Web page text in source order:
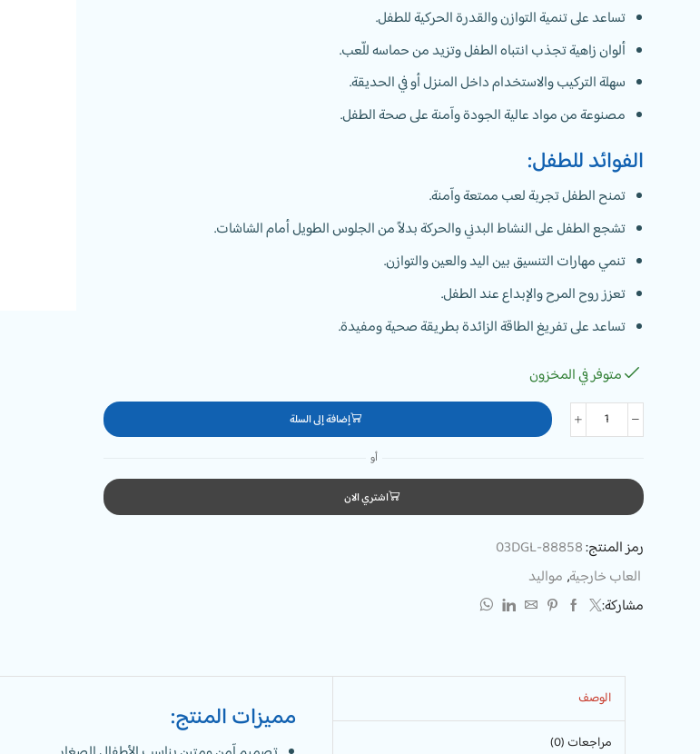
تساعد على تنمية التوازن والقدرة الحركية للطفل.
ألوان زاهية تجذب انتباه الطفل وتزيد من حماسه للّعب.
سهلة التركيب والاستخدام داخل المنزل أو في الحديقة.
مصنوعة من مواد عالية الجودة وآمنة على صحة الطفل.
الفوائد للطفل:
تمنح الطفل تجربة لعب ممتعة وآمنة.
تشجع الطفل على النشاط البدني والحركة بدلاً من الجلوس الطويل أمام الشاشات.
تنمي مهارات التنسيق بين اليد والعين والتوازن.
تعزز روح المرح والإبداع عند الطفل.
تساعد على تفريغ الطاقة الزائدة بطريقة صحية ومفيدة.
متوفر في المخزون
إضافة إلى السلة
أو
اشتري الان
رمز المنتج:03DGL-88858
العاب خارجية, مواليد
مشاركة:
الوصف
مراجعات (0)
مميزات المنتج: